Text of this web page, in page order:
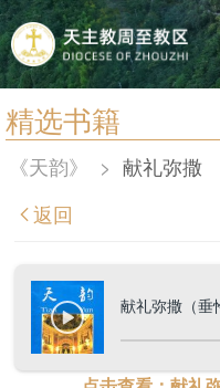
精选书籍
首页
宗教法规
教区简介
信仰文萃
教会圣月
《天韵》 > 献礼弥撒
返回
献礼弥撒（垂